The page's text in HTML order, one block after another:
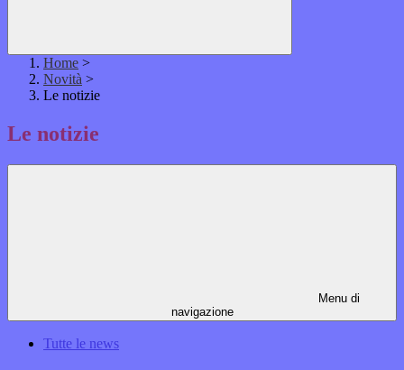
Home >
Novità >
Le notizie
Le notizie
Menu di
navigazione
Tutte le news